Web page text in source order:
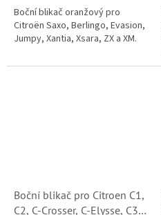
Boční blikač oranžový pro
Citroën Saxo, Berlingo, Evasion,
Jumpy, Xantia, Xsara, ZX a XM.
Boční blikač pro Citroen C1,
C2, C-Crosser, C-Elysse, C3,